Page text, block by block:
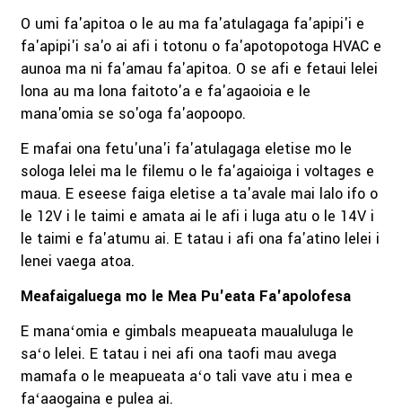
O umi fa'apitoa o le au ma fa'atulagaga fa'apipi'i e
fa'apipi'i sa'o ai afi i totonu o fa'apotopotoga HVAC e
aunoa ma ni fa'amau fa'apitoa. O se afi e fetaui lelei
lona au ma lona faitoto'a e fa'agaoioia e le
mana'omia se so'oga fa'aopoopo.
E mafai ona fetu'una'i fa'atulagaga eletise mo le
sologa lelei ma le filemu o le fa'agaioiga i voltages e
maua. E eseese faiga eletise a ta'avale mai lalo ifo o
le 12V i le taimi e amata ai le afi i luga atu o le 14V i
le taimi e fa'atumu ai. E tatau i afi ona fa'atino lelei i
lenei vaega atoa.
Meafaigaluega mo le Mea Pu'eata Fa'apolofesa
E manaʻomia e gimbals meapueata maualuluga le
saʻo lelei. E tatau i nei afi ona taofi mau avega
mamafa o le meapueata aʻo tali vave atu i mea e
faʻaaogaina e pulea ai.